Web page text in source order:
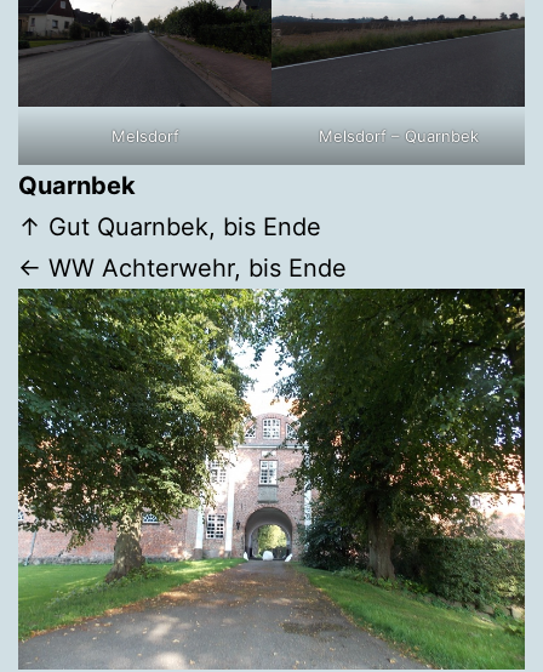
Melsdorf Melsdorf – Quarnbek
Quarnbek
↑ Gut Quarnbek, bis Ende
← WW Achterwehr, bis Ende